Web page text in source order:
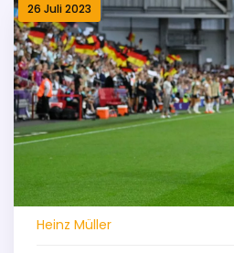
26 Juli 2023
Heinz Müller